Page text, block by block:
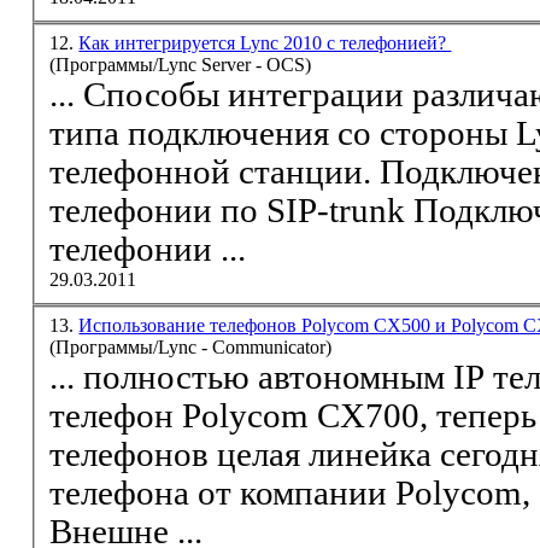
12.Как интегрируется Lync 2010 с телефонией?
(Программы/Lync Server - OCS)
... Способы интеграции
типа подключения со стороны Lync и со стороны
телефонной станции. Подключение Lync к провайдеру
телефонии по SIP-trunk Подключение к провайдеру
телефонии ...
29.03.2011
13.Использование телефонов Polycom CX500 и Polycom
(Программы/Lync - Communicator)
... полностью автономным IP
телефон Polycom CX700,
телефонов целая линейка сегодня мы рассмотрим два
телефона от компании Polycom, CX500 и CX600.
Внешне ...